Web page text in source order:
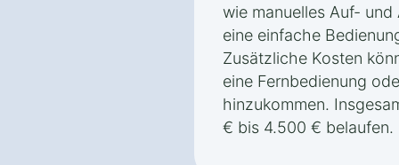
wie manuelles Auf-
eine einfache
Zusätzliche Kosten
eine Fernbedienung
hinzukommen.
€ bis 4.500 € belaufen.